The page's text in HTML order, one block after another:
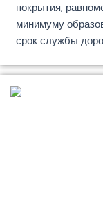
покрытия,
минимуму
срок службы